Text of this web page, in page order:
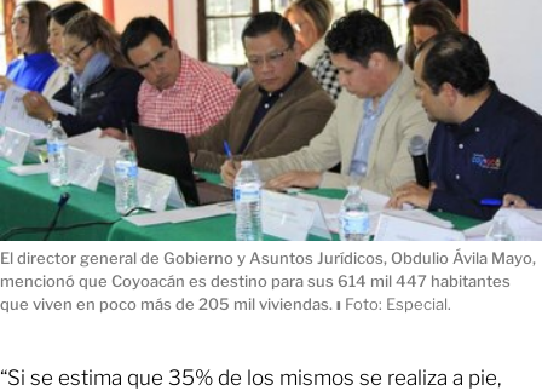
El director general de Gobierno y Asuntos Jurídicos, Obdulio Ávila Mayo,
mencionó que Coyoacán es destino para sus 614 mil 447 habitantes
que viven en poco más de 205 mil viviendas. ı Foto: Especial.
“Si se estima que 35% de los mismos se realiza a pie,